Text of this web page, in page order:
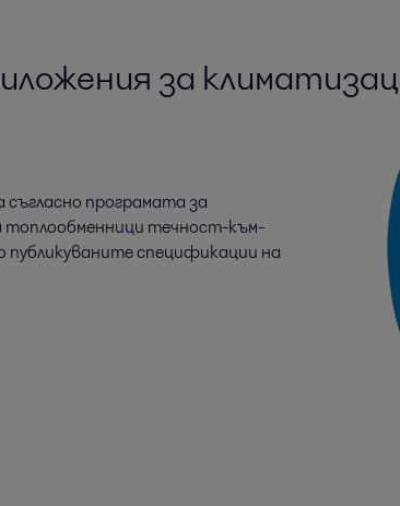
за
програмата за
топлообменници течност-към-
спецификации на